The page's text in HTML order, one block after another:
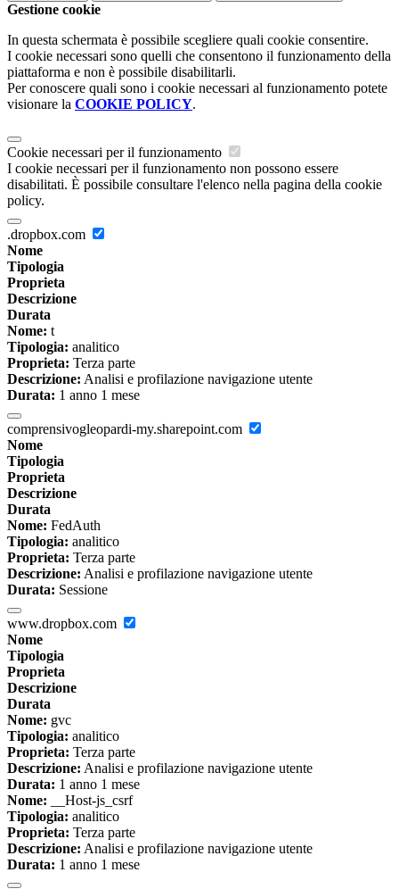
Gestione cookie
In questa schermata è possibile scegliere quali cookie consentire.
I cookie necessari sono quelli che consentono il funzionamento della
piattaforma e non è possibile disabilitarli.
Per conoscere quali sono i cookie necessari al funzionamento potete
visionare la COOKIE POLICY.
Cookie necessari per il funzionamento
I cookie necessari per il funzionamento non possono essere
disabilitati. È possibile consultare l'elenco nella pagina della cookie
policy.
.dropbox.com
Nome
Tipologia
Proprieta
Descrizione
Durata
Nome: t
Tipologia: analitico
Proprieta: Terza parte
Descrizione: Analisi e profilazione navigazione utente
Durata: 1 anno 1 mese
comprensivogleopardi-my.sharepoint.com
Nome
Tipologia
Proprieta
Descrizione
Durata
Nome: FedAuth
Tipologia: analitico
Proprieta: Terza parte
Descrizione: Analisi e profilazione navigazione utente
Durata: Sessione
www.dropbox.com
Nome
Tipologia
Proprieta
Descrizione
Durata
Nome: gvc
Tipologia: analitico
Proprieta: Terza parte
Descrizione: Analisi e profilazione navigazione utente
Durata: 1 anno 1 mese
Nome: __Host-js_csrf
Tipologia: analitico
Proprieta: Terza parte
Descrizione: Analisi e profilazione navigazione utente
Durata: 1 anno 1 mese